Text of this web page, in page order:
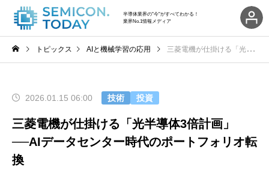
半導体業界の"今"がすべてわかる！
業界No.1情報メディア
トピックス AIと機械学習の応用 三菱電機が仕掛ける「光半導体3倍計画」──AIデータセンター時代のポートフォリオ転換
2026.01.15 06:00 技術 投資
三菱電機が仕掛ける「光半導体3倍計画」
──AIデータセンター時代のポートフォリオ転
換